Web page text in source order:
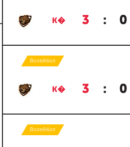
К� 3 : 0
Волейбол
К� 3 : 0
Волейбол